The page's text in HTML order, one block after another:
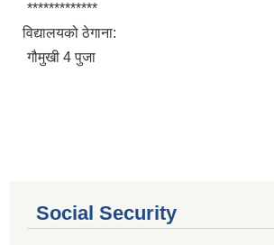
*************
विद्यालयको ठेगाना:
गौमुखी 4 पुजा
Social Security